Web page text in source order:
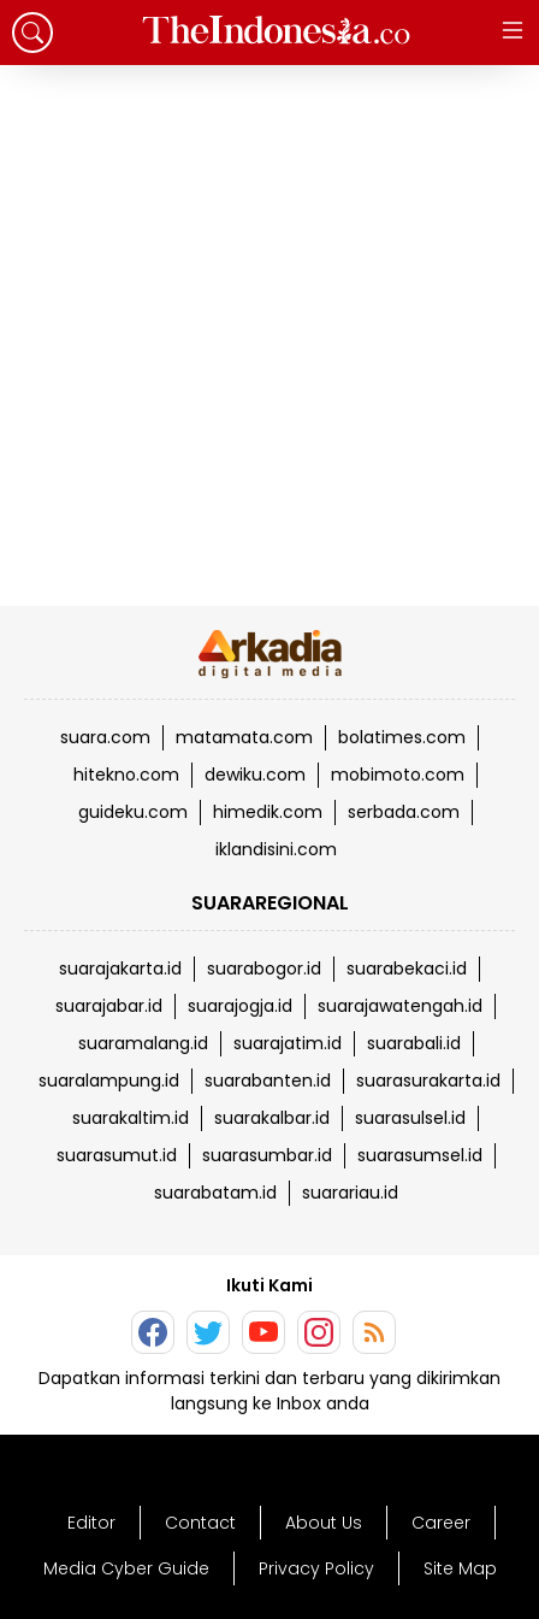
suara.com matamata.com
bolatimes.com
hitekno.com
dewiku.com
mobimoto.com
guideku.com
himedik.com
serbada.com
iklandisini.com
SUARAREGIONAL
suarajakarta.id suarabogor.id
suarabekaci.id
suarajabar.id
suarajogja.id
suarajawatengah.id
suaramalang.id
suarajatim.id
suarabali.id
suaralampung.id
suarabanten.id
suarasurakarta.id
suarakaltim.id
suarakalbar.id
suarasulsel.id
suarasumut.id
suarasumbar.id
suarasumsel.id
suarabatam.id
suarariau.id
Ikuti Kami
Dapatkan informasi terkini dan terbaru yang dikirimkan
langsung ke Inbox anda
Editor Contact About Us
Career
Media Cyber Guide
Privacy Policy Site Map